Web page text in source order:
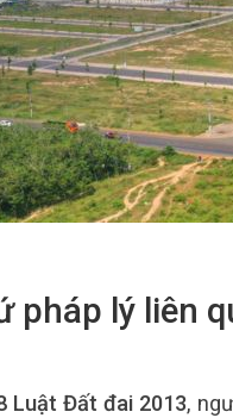
pháp lý liên
Luật Đất đai 2013,